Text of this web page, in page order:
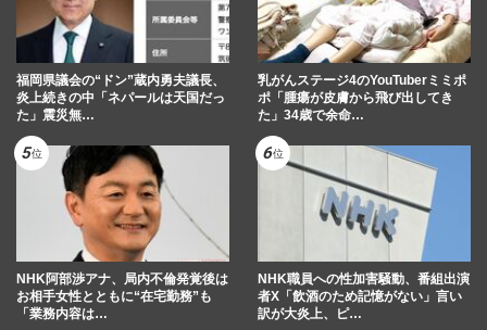
福岡県議会の“ドン”蔵内勇夫議長、
炎上続きの中「ネパールは天国だっ
た」震災無…
乳がんステージ4のYouTuberミミポ
ポ「腫瘍が皮膚から飛び出してき
た」34歳で余命…
NHK阿部渉アナ、局内不倫発覚後は
お相手女性とともに“在宅勤務”も
「業務内容は…
NHK職員への性加害騒動、番組出演
者X「飲酒のため記憶がない」言い
訳が大炎上、ピ…